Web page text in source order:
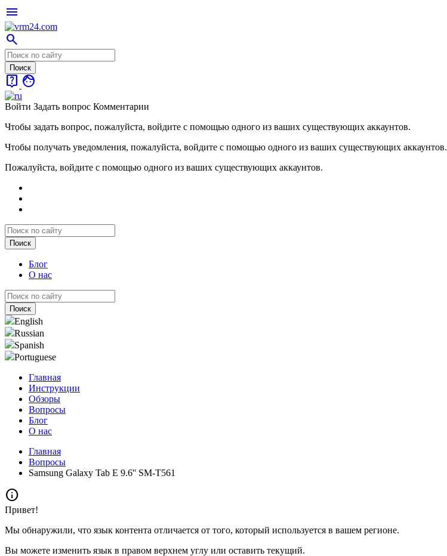
menu
search
live_help face
Войти Задать вопрос Комментарии
Чтобы задать вопрос, пожалуйста, войдите с помощью одного из ваших существующих аккаунтов.
Чтобы получать уведомления, пожалуйста, войдите с помощью одного из ваших существующих аккаунтов.
Пожалуйста, войдите с помощью одного из ваших существующих аккаунтов.
Блог
О нас
English
Russian
Spanish
Portuguese
Главная
Инструкции
Обзоры
Вопросы
Блог
О нас
Главная
Вопросы
Samsung Galaxy Tab E 9.6'' SM-T561
info
Привет!
Мы обнаружили, что язык контента отличается от того, который используется в вашем регионе.
Вы можете изменить язык в правом верхнем углу или оставить текущий.